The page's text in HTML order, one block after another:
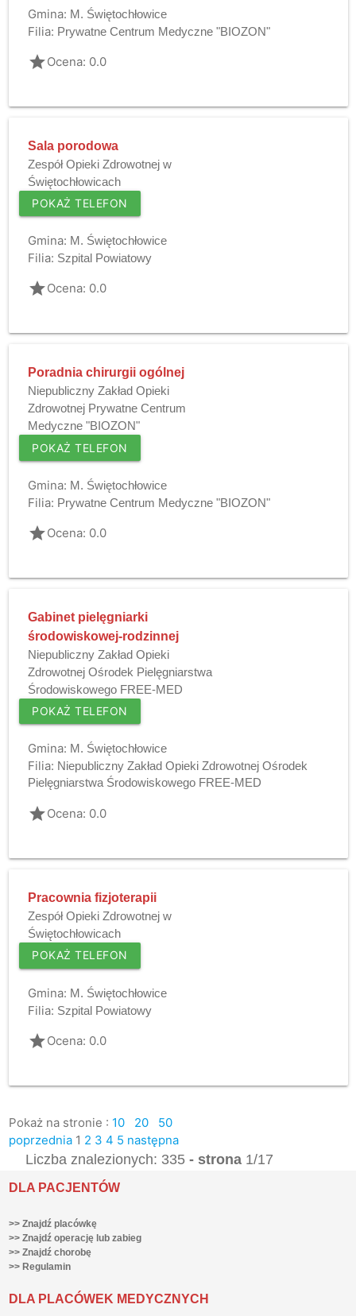
Gmina: M. Świętochłowice
Filia: Prywatne Centrum Medyczne "BIOZON"
gradeOcena: 0.0
Sala porodowa
Zespół Opieki Zdrowotnej w
Świętochłowicach
POKAŻ TELEFON
Gmina: M. Świętochłowice
Filia: Szpital Powiatowy
gradeOcena: 0.0
Poradnia chirurgii ogólnej
Niepubliczny Zakład Opieki
Zdrowotnej Prywatne Centrum
Medyczne "BIOZON"
POKAŻ TELEFON
Gmina: M. Świętochłowice
Filia: Prywatne Centrum Medyczne "BIOZON"
gradeOcena: 0.0
Gabinet pielęgniarki
środowiskowej-rodzinnej
Niepubliczny Zakład Opieki
Zdrowotnej Ośrodek Pielęgniarstwa
Środowiskowego FREE-MED
POKAŻ TELEFON
Gmina: M. Świętochłowice
Filia: Niepubliczny Zakład Opieki Zdrowotnej Ośrodek
Pielęgniarstwa Środowiskowego FREE-MED
gradeOcena: 0.0
Pracownia fizjoterapii
Zespół Opieki Zdrowotnej w
Świętochłowicach
POKAŻ TELEFON
Gmina: M. Świętochłowice
Filia: Szpital Powiatowy
gradeOcena: 0.0
Pokaż na stronie : 10 20
50
poprzednia 1 2 3 4 5 następna
Liczba znalezionych: 335- strona 1/17
DLA PACJENTÓW
>> Znajdź placówkę
>> Znajdź operację lub zabieg
>> Znajdź chorobę
>> Regulamin
DLA PLACÓWEK MEDYCZNYCH